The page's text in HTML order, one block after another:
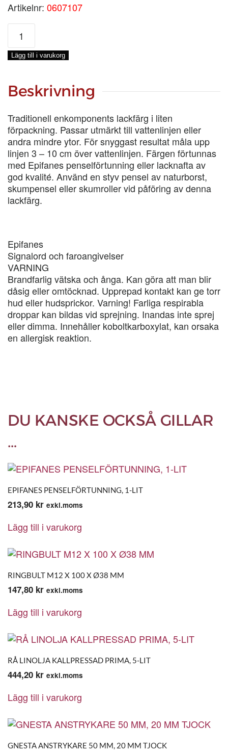
Artikelnr: 0607107
EPIFANES
VATTENLINJEFÄRG,
NO
7,
ML
mängd
Lägg till i varukorg
Beskrivning
Traditionell enkomponents lackfärg i liten
förpackning. Passar utmärkt till vattenlinjen eller
andra mindre ytor. För snyggast resultat måla upp
linjen 3 – 10 cm över vattenlinjen. Färgen förtunnas
med Epifanes penselförtunning eller lacknafta av
god kvalité. Använd en styv pensel av naturborst,
skumpensel eller skumroller vid påföring av denna
lackfärg.
Epifanes
Signalord och faroangivelser
VARNING
Brandfarlig vätska och ånga. Kan göra att man blir
dåsig eller omtöcknad. Upprepad kontakt kan ge torr
hud eller hudsprickor. Varning! Farliga respirabla
droppar kan bildas vid sprejning. Inandas inte sprej
eller dimma. Innehåller koboltkarboxylat, kan orsaka
en allergisk reaktion.
DU KANSKE OCKSÅ GILLAR
…
EPIFANES PENSELFÖRTUNNING, 1-LIT
213,90 kr exkl.moms
Lägg till i varukorg
RINGBULT M12 X 100 X Ø38 MM
147,80 kr exkl.moms
Lägg till i varukorg
RÅ LINOLJA KALLPRESSAD PRIMA, 5-LIT
444,20 kr exkl.moms
Lägg till i varukorg
GNESTA ANSTRYKARE 50 MM, 20 MM TJOCK